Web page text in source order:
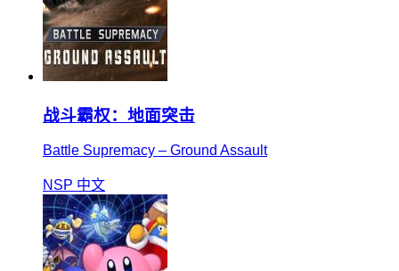
战斗霸权：地面突击
Battle Supremacy – Ground Assault
NSP 中文